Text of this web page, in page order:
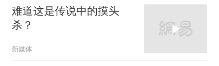
难道这是传说中的摸头
杀？
新媒体